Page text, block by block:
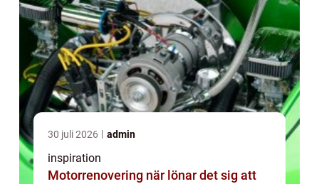
30 juli 2026 admin
inspiration
Motorrenovering när lönar det sig att